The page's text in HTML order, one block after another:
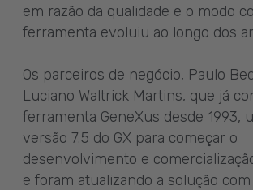
em razão da qualidade e o modo
ferramenta evoluiu ao longo dos
Os parceiros de negócio, Paulo
Luciano Waltrick Martins, que já
ferramenta GeneXus desde 1993,
versão 7.5 do GX para começar o
desenvolvimento e
e foram atualizando a solução